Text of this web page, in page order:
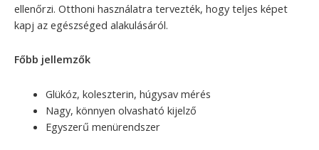
ellenőrzi. Otthoni használatra tervezték, hogy teljes képet
kapj az egészséged alakulásáról.
Főbb jellemzők
Glükóz, koleszterin, húgysav mérés
Nagy, könnyen olvasható kijelző
Egyszerű menürendszer